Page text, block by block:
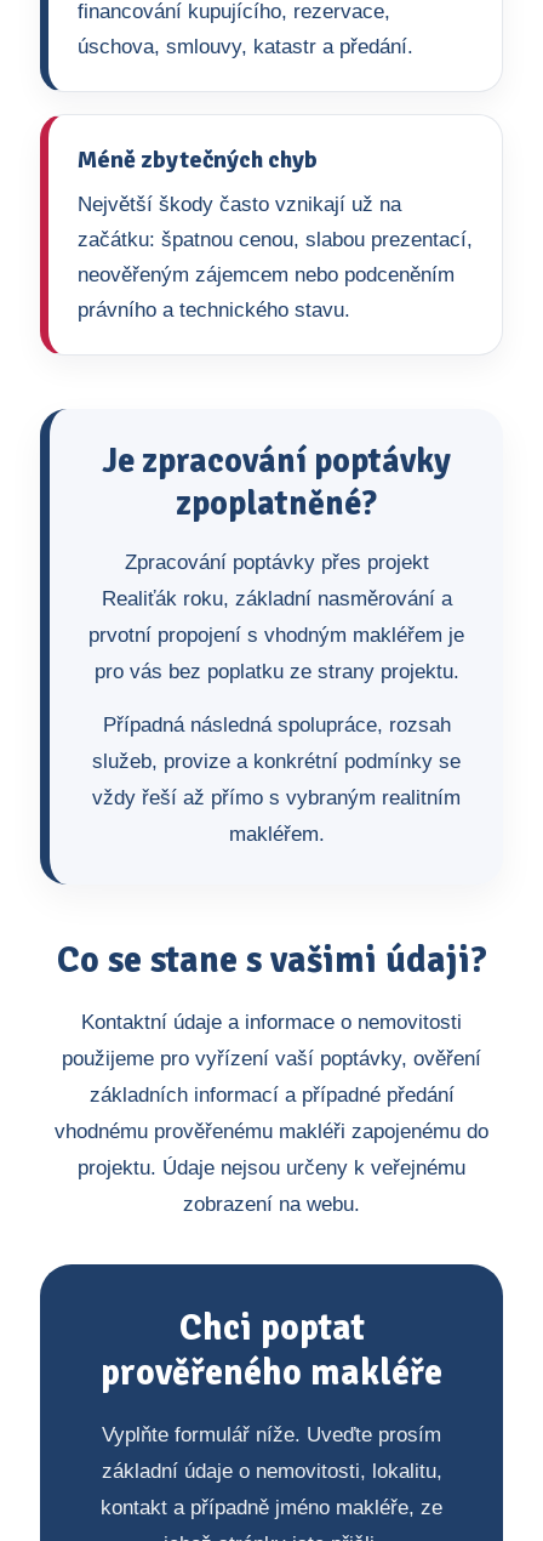
financování kupujícího, rezervace,
úschova, smlouvy, katastr a předání.
Méně zbytečných chyb
Největší škody často vznikají už na
začátku: špatnou cenou, slabou prezentací,
neověřeným zájemcem nebo podceněním
právního a technického stavu.
Je zpracování poptávky
zpoplatněné?
Zpracování poptávky přes projekt
Realiťák roku, základní nasměrování a
prvotní propojení s vhodným makléřem je
pro vás bez poplatku ze strany projektu.
Případná následná spolupráce, rozsah
služeb, provize a konkrétní podmínky se
vždy řeší až přímo s vybraným realitním
makléřem.
Co se stane s vašimi údaji?
Kontaktní údaje a informace o nemovitosti
použijeme pro vyřízení vaší poptávky, ověření
základních informací a případné předání
vhodnému prověřenému makléři zapojenému do
projektu. Údaje nejsou určeny k veřejnému
zobrazení na webu.
Chci poptat
prověřeného makléře
Vyplňte formulář níže. Uveďte prosím
základní údaje o nemovitosti, lokalitu,
kontakt a případně jméno makléře, ze